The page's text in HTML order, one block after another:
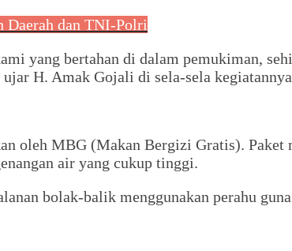
Daerah dan TNI-Polri
yang bertahan di dalam pemukiman,
H. Amak Gojali di sela-sela
oleh MBG (Makan Bergizi Gratis). Paket
air yang cukup tinggi.
bolak-balik menggunakan perahu